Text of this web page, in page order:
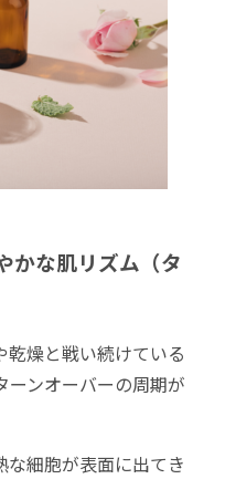
かな肌リズム（タ
燥と戦い続けている
ーンオーバーの周期が
な細胞が表面に出てき